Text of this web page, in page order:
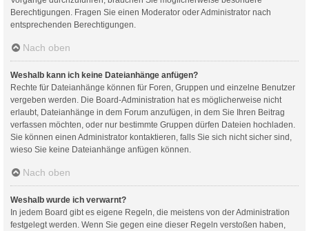
Berechtigungen. Fragen Sie einen Moderator oder Administrator nach
entsprechenden Berechtigungen.
Nach oben
Weshalb kann ich keine Dateianhänge anfügen?
Rechte für Dateianhänge können für Foren, Gruppen und einzelne Benutzer
vergeben werden. Die Board-Administration hat es möglicherweise nicht
erlaubt, Dateianhänge in dem Forum anzufügen, in dem Sie Ihren Beitrag
verfassen möchten, oder nur bestimmte Gruppen dürfen Dateien hochladen.
Sie können einen Administrator kontaktieren, falls Sie sich nicht sicher sind,
wieso Sie keine Dateianhänge anfügen können.
Nach oben
Weshalb wurde ich verwarnt?
In jedem Board gibt es eigene Regeln, die meistens von der Administration
festgelegt werden. Wenn Sie gegen eine dieser Regeln verstoßen haben,